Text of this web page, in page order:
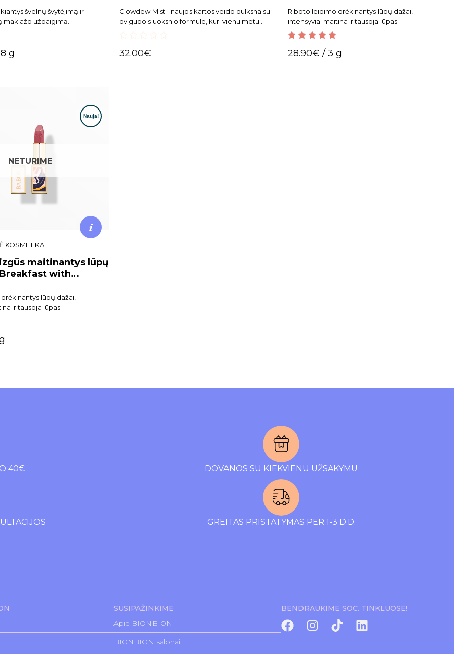
švelnų švytėjimą ir
makiažo užbaigimą.
g
Clowdew Mist - naujos kartos veido dulksna su
dvigubo sluoksnio formule, kuri vienu metu
nepaveikia makiažo.
out
32.00€
Riboto leidimo drėkinantys lūpų dažai,
intensyviai maitina ir tausoja lūpas.
out of 5
28.90€ / 3 g
NETURIME
KOSMETIKA
maitinantys lūpų
with
lūpų dažai,
ir tausoja lūpas.
40€ DOVANOS SU KIEKVIENU UŽSAKYMU
GREITAS PRISTATYMAS PER 1-3 D.D.
SUSIPAŽINKIME
Apie BIONBION
BIONBION salonai
BENDRAUKIME SOC. TINKLUOSE!